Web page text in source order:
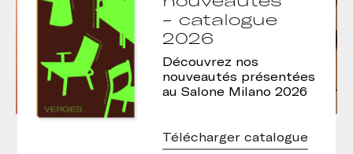
- catalogue
2026
Découvrez nos
nouveautés présentées
au Salone Milano 2026
Télécharger catalogue